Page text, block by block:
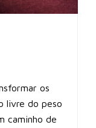
os
livre do peso
caminho de